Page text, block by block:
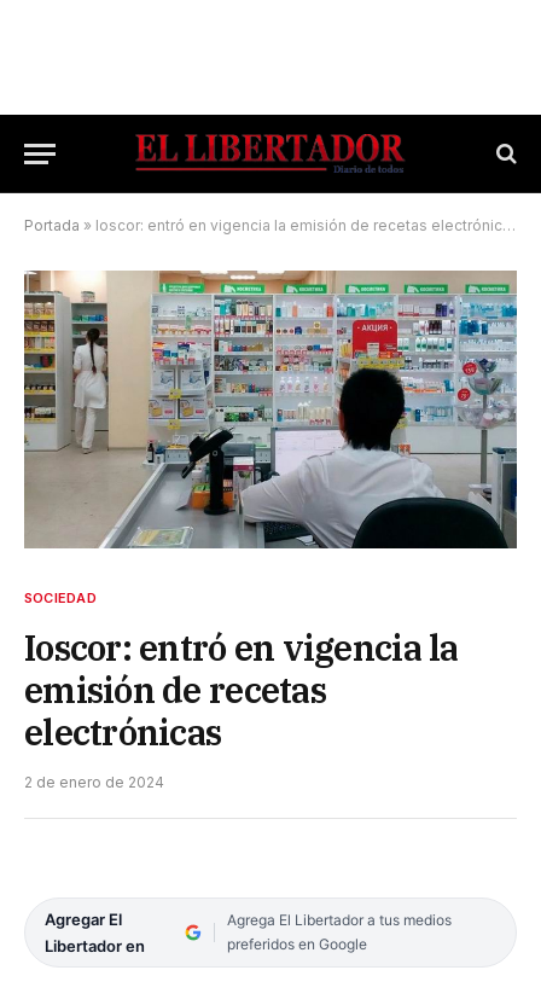
Portada » Ioscor: entró en vigencia la emisión de recetas electrónicas
SOCIEDAD
Ioscor: entró en vigencia la
emisión de recetas
electrónicas
2 de enero de 2024
Agregar El
Libertador en
Agrega El Libertador a tus medios
preferidos en Google